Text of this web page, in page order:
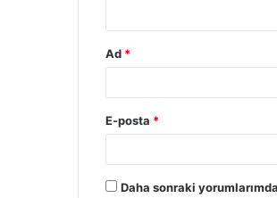
Ad *
E-posta *
Daha sonraki